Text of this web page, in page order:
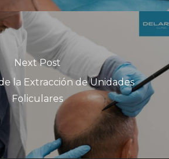
Next Post
la Extracción de Unidades
Foliculares